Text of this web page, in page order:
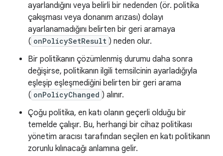
ayarlandığını veya belirli bir nedenden (ör. politika
çakışması veya donanım arızası) dolayı
ayarlanamadığını belirten bir geri aramaya
( onPolicySetResult ) neden olur.
Bir politikanın çözümlenmiş durumu daha sonra
değişirse, politikanın ilgili temsilcinin ayarladığıyla
eşleşip eşleşmediğini belirten bir geri arama
( onPolicyChanged ) alınır.
Çoğu politika, en katı olanın geçerli olduğu bir
temelde çalışır. Bu, herhangi bir cihaz politikası
yönetim aracısı tarafından seçilen en katı politikanın
zorunlu kılınacağı anlamına gelir.